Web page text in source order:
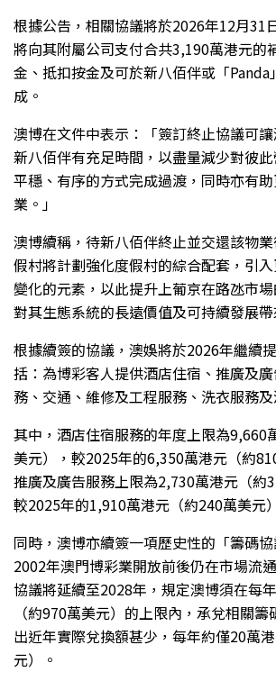
根據公告，相關協議將於2026年12月31
將向其附屬公司支付合共3,190萬港元的
金、抵扣按金及可於新八佰伴或「Panda
成。
澳博在文件中表示：「簽訂終止協議可
新八佰伴有充足時間，以盡量減少對彼
平穩、有序的方式完成過渡，同時亦有
業。」
澳博續稱，待新八佰伴終止並交還該物
假村將計劃強化度假村的綜合配套，引
變化的元素，以此提升上葡京在路氹市
對其生態系統的長遠價值及可持續發展帶
根據續簽的協議，澳娛將於2026年繼續
括：為博彩客人提供酒店住宿、推廣及
務、交通、維修及工程服務、洗衣服務及
其中，酒店住宿服務的年度上限為9,660
美元），較2025年的6,350萬港元（約
推廣及廣告服務上限為2,730萬港元（約
較2025年的1,910萬港元（約240萬美元
同時，澳博亦續簽一項歷史性的「籌碼
2002年澳門博彩業開放前後仍在市場流
協議將延續至2028年，規定澳博須在每
（約970萬美元）的上限內，承兌相關
出近年實際兌換額甚少，每年約僅20萬
元）。